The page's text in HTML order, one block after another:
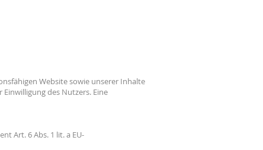
Website sowie unserer Inhalte
des Nutzers. Eine
Art. 6 Abs. 1 lit. a EU-